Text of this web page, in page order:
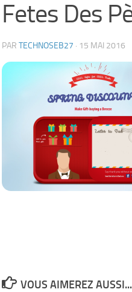
Fetes Des
PAR TECHNOSEB27 · 15 MAI 2016
VOUS AIMEREZ AUSSI...